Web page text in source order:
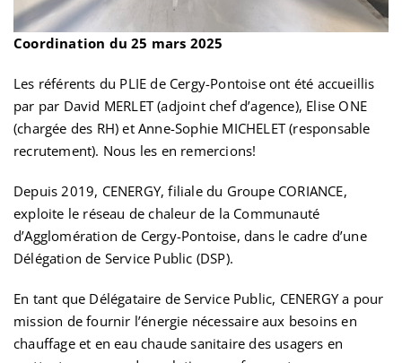
Coordination du 25 mars 2025
Les référents du PLIE de Cergy-Pontoise ont été accueillis
par par David MERLET (adjoint chef d’agence), Elise ONE
(chargée des RH) et Anne-Sophie MICHELET (responsable
recrutement). Nous les en remercions!
Depuis 2019, CENERGY, filiale du Groupe CORIANCE,
exploite le réseau de chaleur de la Communauté
d’Agglomération de Cergy-Pontoise, dans le cadre d’une
Délégation de Service Public (DSP).
En tant que Délégataire de Service Public, CENERGY a pour
mission de fournir l’énergie nécessaire aux besoins en
chauffage et en eau chaude sanitaire des usagers en